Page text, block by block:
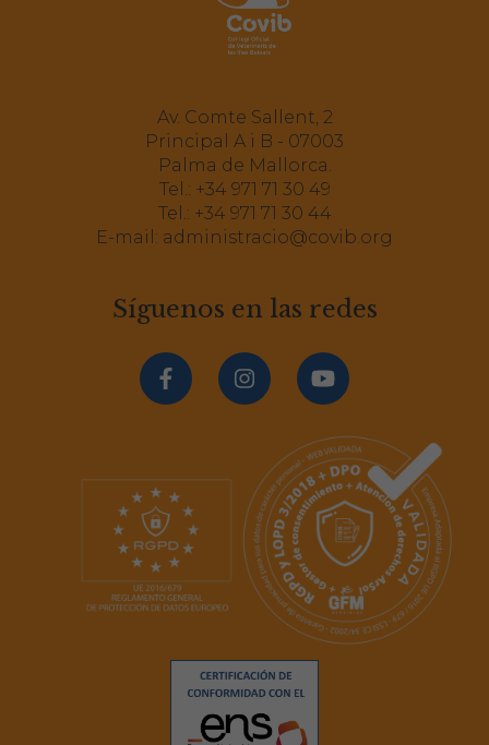
Av. Comte Sallent, 2
Principal A i B - 07003
Palma de Mallorca.
Tel.: +34 971 71 30 49
Tel.: +34 971 71 30 44
E-mail: administracio@covib.org
Síguenos en las redes